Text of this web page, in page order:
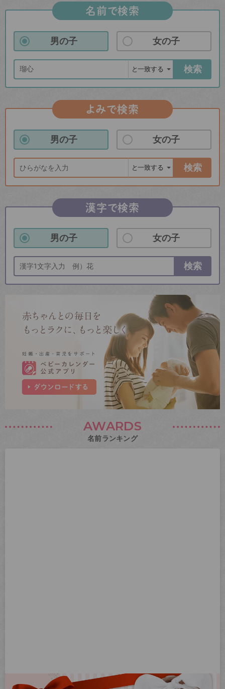
名前で検索
男の子 女の子
検索
よみで検索
男の子 女の子
検索
漢字で検索
男の子 女の子
検索
AWARDS
名前ランキング